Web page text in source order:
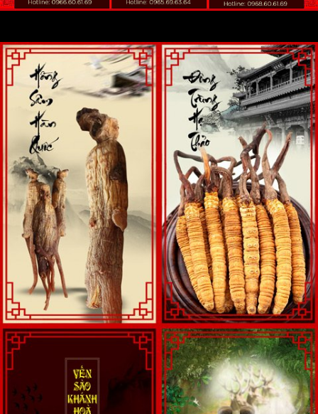
Với những đối tượng trên sử dụng an cung ngưu hoàng hoàn có
tác dụng hiệu quả trong việc hỗ trợ bình ổn nhịp tim, huyết áp, hỗ
trợ thông các đoạn mạch hẹp từ đó cải thiện tình trạng bệnh lý,
hỗ trợ ngăn ngừa nguy cơ tai biến.
Bên cạnh đó các sản phẩm an cung ngưu hoàng hoàn Trung
Quốc thường được bác sỹ Đông, Tây y kê đơn đối với người bị
tắc mạch máu não, bệnh nhân tai biến theo chỉ định của bác sĩ.
Lưu ý: Sản phẩm không phải là thuốc chỉ có tác dụng hỗ trợ
không có tác dụng điều trị
2. An cung hoàng hoàn Hàn Quốc
Trên thị trường, các dòng sản phẩm an cung ngưu hoàng hoàn
Hàn Quốc cũng rất được người tiêu dùng ưa chuộng chính bởi:
Sản phẩm được cục An toàn vệ sinh thực phẩm và bộ Y tế
Việt Nam cấp phép lưu hành dưới dạng thực phẩm chức
năng và thuốc.
Được sản xuất bởi công ty uy tín, danh tiếng tại Hàn Quốc:
An cung ngưu hoàng hoàn Hàn Quốc sử dụng thành phần,
hàm lượng theo đúng quy định, được bộ Y tế kiểm định
chất lượng.
Sản phẩm có mức giá thành hợp lý, phù hợp với nhiều